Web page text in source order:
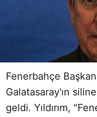
Fenerbahçe Başkan
Galatasaray'ın
geldi. Yıldırım,